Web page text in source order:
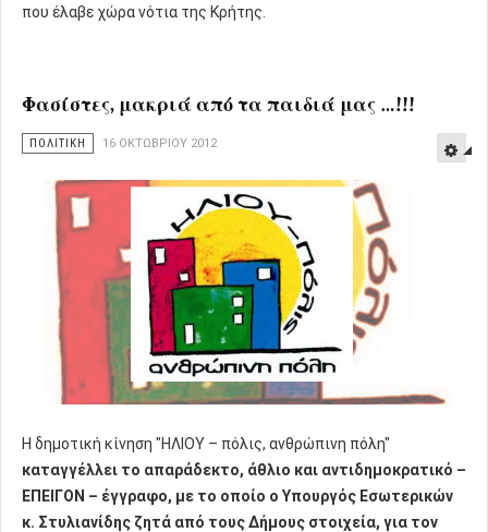
που έλαβε χώρα νότια της Κρήτης.
Φασίστες, μακριά από τα παιδιά μας …!!!
ΠΟΛΙΤΙΚΗ 16 ΟΚΤΩΒΡΊΟΥ 2012
Η δημοτική κίνηση "ΗΛΙΟΥ – πόλις, ανθρώπινη πόλη"
καταγγέλλει το απαράδεκτο, άθλιο και αντιδημοκρατικό –
ΕΠΕΙΓΟΝ – έγγραφο, με το οποίο ο Υπουργός Εσωτερικών
κ. Στυλιανίδης ζητά από τους Δήμους στοιχεία, για τον